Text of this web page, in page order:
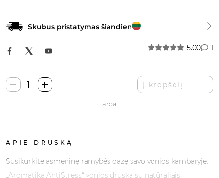
APIE DRUSKĄ
Susikurkite asmeninę ramybės oazę savo vonios kambaryje.
„Aromatika AntiStress“ vonios druska su natūraliais
Skubus pristatymas šiandien
5.00 1
produkto
kiekis:
Druska
Į krepšelį
arba